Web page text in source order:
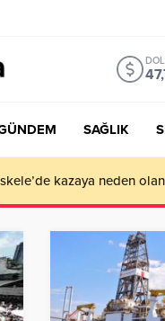
SAĞLIK
Nino Kıbrıs’ı da